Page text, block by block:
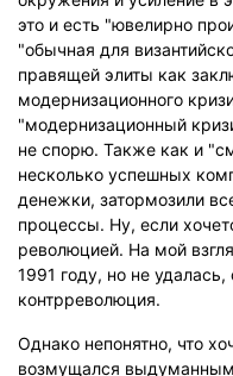
это и есть "ювелирно
"обычная для
правящей элиты как
модернизационного
"модернизационный
не спорю. Также как и
несколько успешных
денежки, затормозили
процессы. Ну, если
революцией. На мой
1991 году, но не
контрреволюция.
Однако непонятно, что
возмущался